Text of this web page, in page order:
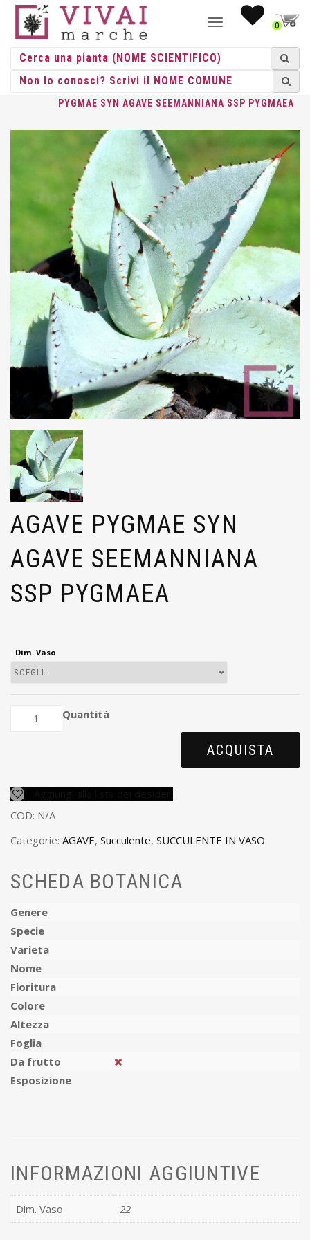
NAVIGAZIONE0
HOME/ SUCCULENTE /SUCCULENTE IN VASO/AGAVE / AGAVE
PYGMAE SYN AGAVE SEEMANNIANA SSP PYGMAEA
AGAVE PYGMAE SYN
AGAVE SEEMANNIANA
SSP PYGMAEA
Dim. Vaso
Quantità
ACQUISTA
COD: N/A
Categorie: AGAVE, Succulente, SUCCULENTE IN VASO
SCHEDA BOTANICA
Genere
Specie
Varieta
Nome
Fioritura
Colore
Altezza
Foglia
Da frutto
Esposizione
INFORMAZIONI AGGIUNTIVE
Dim. Vaso 22